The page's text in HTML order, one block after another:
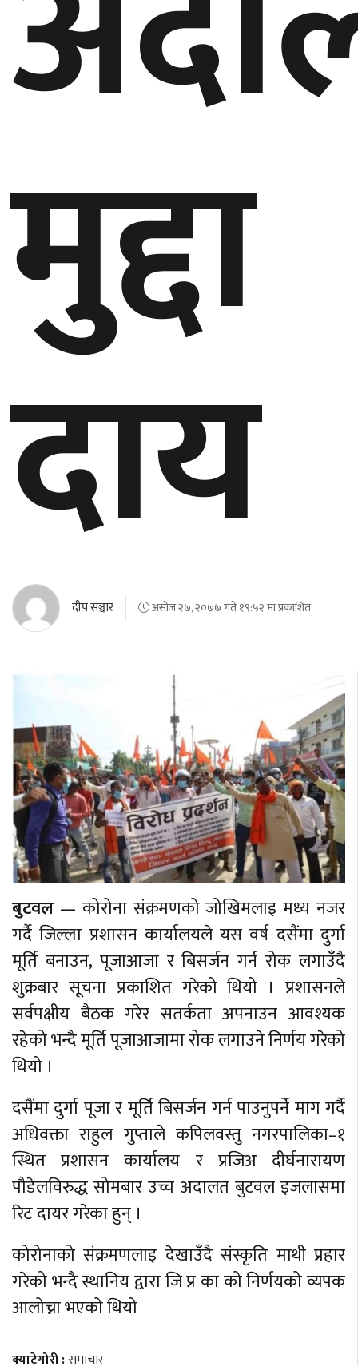
मुद्दा
दाय
दीप संञ्चार असोज २७, २०७७ गते १९:५२ मा प्रकाशित
बुटवल — कोरोना संक्रमणको जोखिमलाइ मध्य नजर
गर्दै जिल्ला प्रशासन कार्यालयले यस वर्ष दसैंमा दुर्गा
मूर्ति बनाउन, पूजाआजा र बिसर्जन गर्न रोक लगाउँदै
शुक्रबार सूचना प्रकाशित गरेको थियो । प्रशासनले
सर्वपक्षीय बैठक गरेर सतर्कता अपनाउन आवश्यक
रहेको भन्दै मूर्ति पूजाआजामा रोक लगाउने निर्णय गरेको
थियो ।
दसैंमा दुर्गा पूजा र मूर्ति बिसर्जन गर्न पाउनुपर्ने माग गर्दै
अधिवक्ता राहुल गुप्ताले कपिलवस्तु नगरपालिका–१
स्थित प्रशासन कार्यालय र प्रजिअ दीर्घनारायण
पौडेलविरुद्ध सोमबार उच्च अदालत बुटवल इजलासमा
रिट दायर गरेका हुन् ।
कोरोनाको संक्रमणलाइ देखाउँदै संस्कृति माथी प्रहार
गरेको भन्दै स्थानिय द्वारा जि प्र का को निर्णयको व्यपक
आलोच्ना भएको थियो
क्याटेगोरी :समाचार